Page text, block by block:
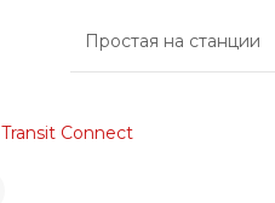
Простая на станции
Transit Connect